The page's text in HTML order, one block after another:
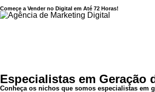
Começe a Vender no Digital em Até 72 Horas!
Especialistas em Geração
Conheça os nichos que somos especialistas em